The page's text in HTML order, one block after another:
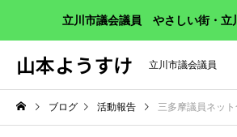
立川市議会議員 やさしい街・立
山本ようすけ 立川市議会議員
ブログ 活動報告 三多摩議員ネット合宿